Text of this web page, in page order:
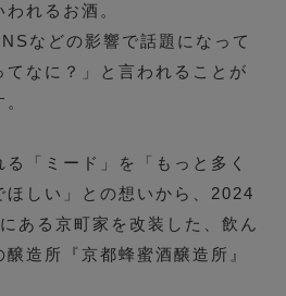
れるお酒。
などの影響で話題になって
てなに？」と言われることが
「ミード」を「もっと多く
ほしい」との想いから、2024
ある京町家を改装した、飲ん
造所『京都蜂蜜酒醸造所』